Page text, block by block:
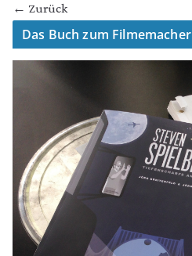
← Zurück
Das Buch zum Filmemacher